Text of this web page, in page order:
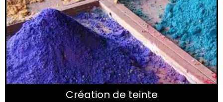
Création de teinte